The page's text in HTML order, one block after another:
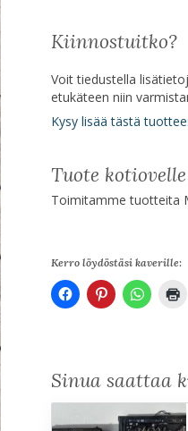
Kiinnostuitko?
Voit tiedustella
etukäteen niin
Kysy lisää tästä
Tuote kotiovelle
Toimitamme tuotteita
Kerro löydöstäsi kaverille:
Sinua saattaa